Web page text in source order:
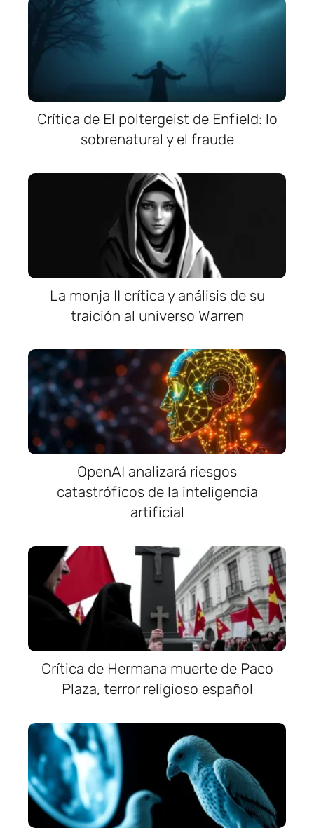
Crítica de El poltergeist de Enfield: lo
sobrenatural y el fraude
La monja II crítica y análisis de su
traición al universo Warren
OpenAI analizará riesgos
catastróficos de la inteligencia
artificial
Crítica de Hermana muerte de Paco
Plaza, terror religioso español